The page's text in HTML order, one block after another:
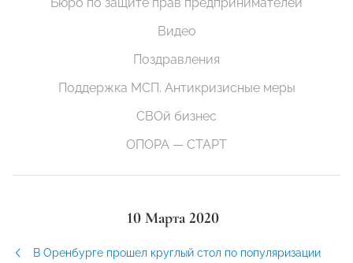
Видео
Поздравления
Поддержка МСП. Антикризисные меры
СВОй бизнес
ОПОРА — СТАРТ
10 Марта 2020
В Оренбурге прошел круглый стол по популяризации